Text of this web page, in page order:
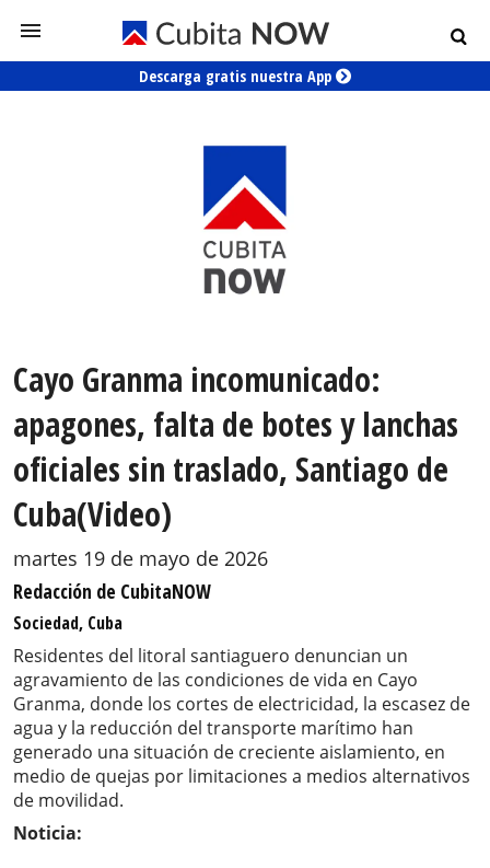
Descarga gratis nuestra App
Cayo Granma incomunicado:
apagones, falta de botes y lanchas
oficiales sin traslado, Santiago de
Cuba(Video)
martes 19 de mayo de 2026
Redacción de CubitaNOW
Sociedad, Cuba
Residentes del litoral santiaguero denuncian un
agravamiento de las condiciones de vida en Cayo
Granma, donde los cortes de electricidad, la escasez de
agua y la reducción del transporte marítimo han
generado una situación de creciente aislamiento, en
medio de quejas por limitaciones a medios alternativos
de movilidad.
Noticia: